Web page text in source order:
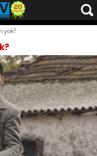
yok?